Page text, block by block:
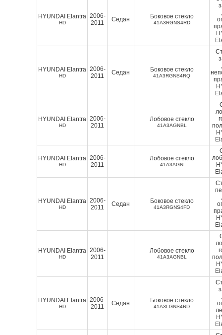
HYUNDAI Elantra
HD
2006-
2011
Седан Боковое стекло
41A3RGNS4RD
HYUNDAI Elantra
HD
2006-
2011
Седан Боковое стекло
41A3RGNS4RQ
HYUNDAI Elantra
HD
2006-
2011
Лобовое стекло
41A3AGNBL
HYUNDAI Elantra
HD
2006-
2011
Лобовое стекло
41A3AGN
HYUNDAI Elantra
HD
2006-
2011
Седан Боковое стекло
41A3RGNS4FD
HYUNDAI Elantra
HD
2006-
2011
Лобовое стекло
41A3AGNBL
HYUNDAI Elantra
HD
2006-
2011
Седан Боковое стекло
41A3LGNS4RD